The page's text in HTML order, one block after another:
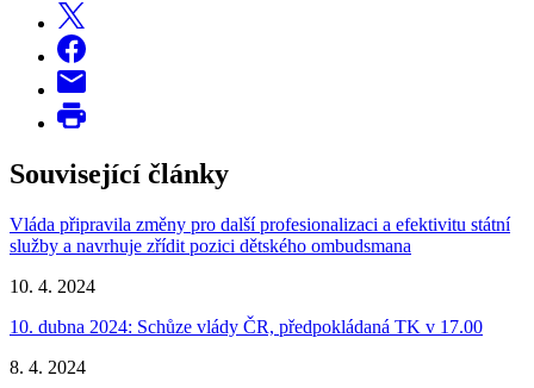
Související články
Vláda připravila změny pro další profesionalizaci a efektivitu státní
služby a navrhuje zřídit pozici dětského ombudsmana
10. 4. 2024
10. dubna 2024: Schůze vlády ČR, předpokládaná TK v 17.00
8. 4. 2024